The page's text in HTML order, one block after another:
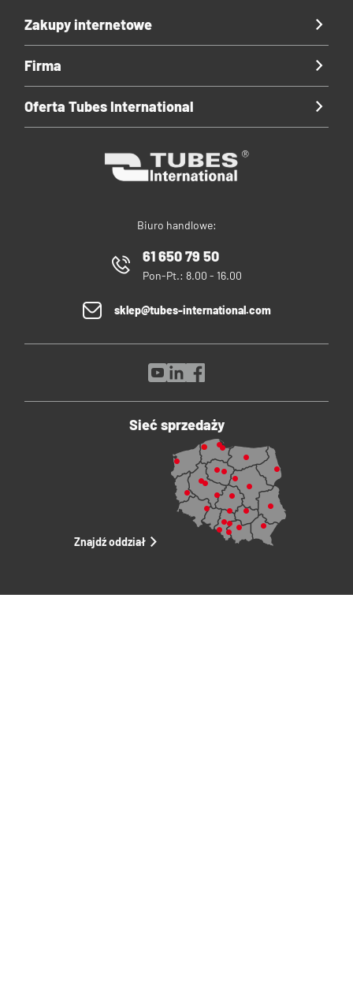
Biuro handlowe:
61 650 79 50
Pon-Pt.: 8.00 - 16.00
sklep@tubes-international.com
Zakupy internetowe
Firma
Oferta Tubes International
Sieć sprzedaży
Znajdź oddział